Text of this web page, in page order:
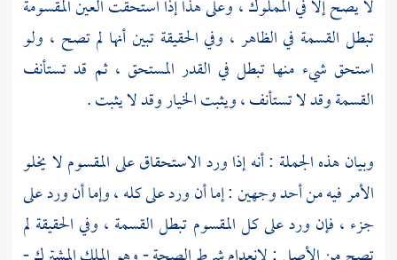
لا يصح إلا في المملوك ، وعلى هذا إذا استحقت العين المقسومة
تبطل القسمة في الظاهر ، وفي الحقيقة تبين أنها لم تصح ، ولو
استحق شيء منها تبطل في القدر المستحق ، ثم قد تستأنف
القسمة وقد لا تستأنف ، ويثبت الخيار وقد لا يثبت .
وبيان هذه الجملة : أنه إذا ورد الاستحقاق على المقسوم لا يخلو
الأمر فيه من أحد وجهين : إما أن ورد على كله ، وإما أن ورد على
جزء ، فإن ورد على كل المقسوم تبطل القسمة ، وفي الحقيقة لم